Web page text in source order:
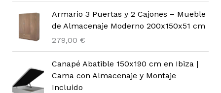
Armario 3 Puertas y 2 Cajones – Mueble
de Almacenaje Moderno 200x150x51 cm
279,00 €
Canapé Abatible 150x190 cm en Ibiza |
Cama con Almacenaje y Montaje
Incluido